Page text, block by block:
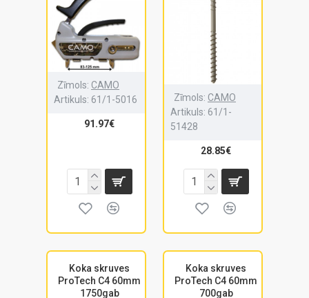
Zīmols: CAMO
Artikuls: 61/1-5016
91.97€
Zīmols: CAMO
Artikuls: 61/1-
51428
28.85€
Koka skruves
ProTech C4 60mm
1750gab
Koka skruves
ProTech C4 60mm
700gab